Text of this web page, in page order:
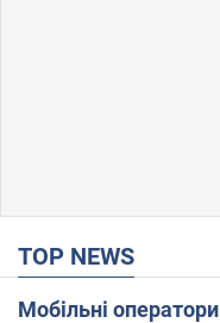
TOP NEWS
Мобільні